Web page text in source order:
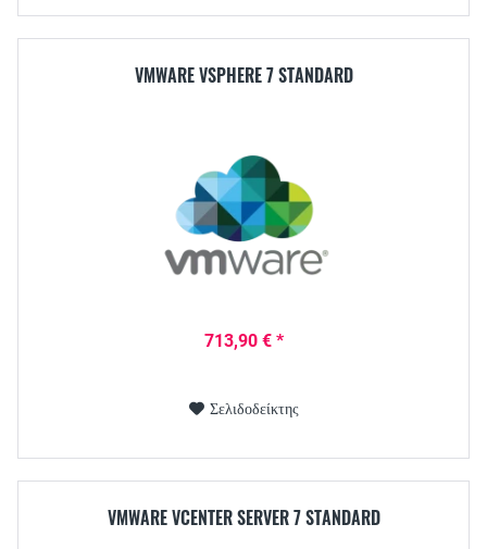
VMWARE VSPHERE 7 STANDARD
713,90 € *
Σελιδοδείκτης
VMWARE VCENTER SERVER 7 STANDARD